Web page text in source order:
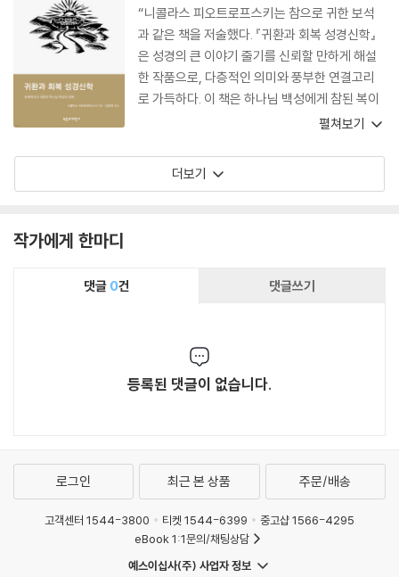
“니콜라스 피오트로프스키는 참으로 귀한 보석
과 같은 책을 저술했다. 『귀환과 회복 성경신학』
은 성경의 큰 이야기 줄기를 신뢰할 만하게 해설
한 작품으로, 다층적인 의미와 풍부한 연결고리
로 가득하다. 이 책은 하나님 백성에게 참된 복이
자 기쁨의 근원이 되어 이들이 성경을 더 깊이 알
펼쳐보기
더보기
작가에게 한마디
댓글 0건 댓글쓰기
등록된 댓글이 없습니다.
로그인 최근 본 상품 주문/배송
고객센터 1544-3800 티켓 1544-6399
중고샵 1566-4295
eBook 1:1문의/채팅상담
예스이십사(주) 사업자 정보